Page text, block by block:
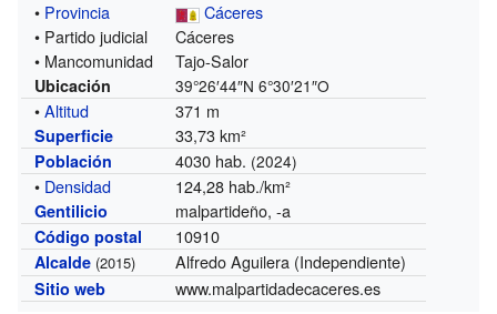
• Provincia
Cáceres
• Partido judicial
Cáceres
• Mancomunidad
Tajo-Salor
Ubicación 39°26′44″N 6°30′21″O
•Altitud 371 m
Superficie 33,73 km²
Población 4030 hab. (2024)
• Densidad 124,28 hab./km²
Gentilicio malpartideño, -a
Código postal 10910
Alcalde (2015) Alfredo Aguilera (Independiente)
Sitio web www.malpartidadecaceres.es